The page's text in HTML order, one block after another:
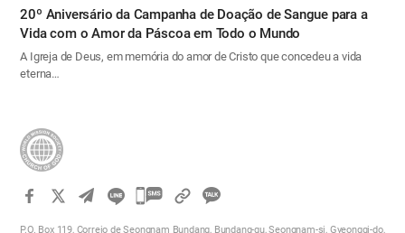
20º Aniversário da Campanha de Doação de Sangue para a
Vida com o Amor da Páscoa em Todo o Mundo
A Igreja de Deus, em memória do amor de Cristo que concedeu a vida
eterna…
카
P.O. Box 119, Correio de Seongnam Bundang, Bundang-gu, Seongnam-si, Gyeonggi-do,